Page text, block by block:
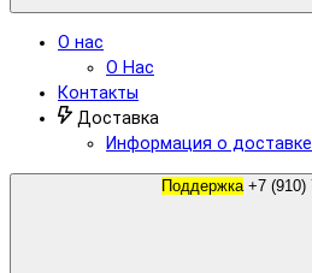
О нас
О Нас
Контакты
Доставка
Информация о доставке
Поддержка